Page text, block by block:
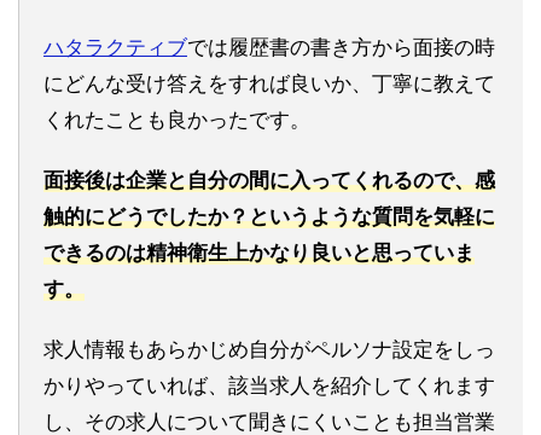
ハタラクティブでは履歴書の書き方から面接の時
にどんな受け答えをすれば良いか、丁寧に教えて
くれたことも良かったです。
面接後は企業と自分の間に入ってくれるので、感
触的にどうでしたか？というような質問を気軽に
できるのは精神衛生上かなり良いと思っていま
す。
求人情報もあらかじめ自分がペルソナ設定をしっ
かりやっていれば、該当求人を紹介してくれます
し、その求人について聞きにくいことも担当営業